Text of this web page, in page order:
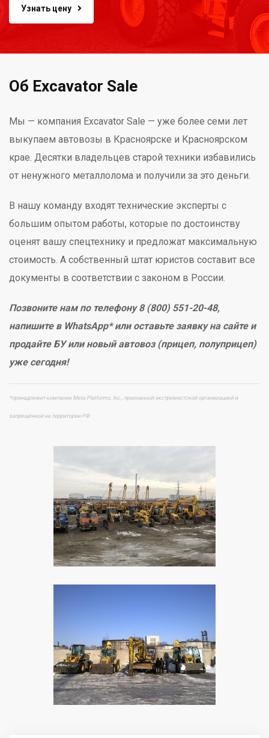
Узнать цену
Об Excavator Sale
Мы — компания Excavator Sale — уже более семи лет
выкупаем автовозы в Красноярске и Красноярском
крае. Десятки владельцев старой техники избавились
от ненужного металлолома и получили за это деньги.
В нашу команду входят технические эксперты с
большим опытом работы, которые по достоинству
оценят вашу спецтехнику и предложат максимальную
стоимость. А собственный штат юристов составит все
документы в соответствии с законом в России.
Позвоните нам по телефону 8 (800) 551-20-48,
напишите в WhatsApp* или оставьте заявку на сайте и
продайте БУ или новый автовоз (прицеп, полуприцеп)
уже сегодня!
*принадлежит компании Meta Platforms, Inc., признанной экстремистской организацией и
запрещённой на территории РФ